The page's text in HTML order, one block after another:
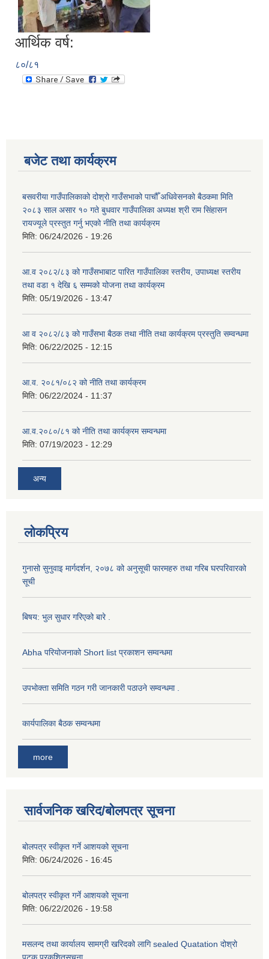
आर्थिक वर्ष:
८०/८१
बजेट तथा कार्यक्रम
बसवरीया गाउँपालिकाको दोश्रो गाउँसभाको पाचौँ अधिवेसनको बैठकमा मिति
२०८३ साल असार १० गते बुधवार गाउँपालिका अध्यक्ष श्री राम सिंहासन
रायज्यूले प्रस्तुत गर्नु भएको नीति तथा कार्यक्रम
मिति: 06/24/2026 - 19:26
आ.व २०८२/८३ को गाउँसभाबाट पारित गाउँपालिका स्तरीय, उपाध्यक्ष स्तरीय
तथा वडा १ देखि ६ सम्मको योजना तथा कार्यक्रम
मिति: 05/19/2026 - 13:47
आ व २०८२/८३ को गाउँसभा बैठक तथा नीति तथा कार्यक्रम प्रस्तुति सम्वन्धमा
मिति: 06/22/2025 - 12:15
आ.व. २०८१/०८२ को नीति तथा कार्यक्रम
मिति: 06/22/2024 - 11:37
आ.व.२०८०/८१ को नीति तथा कार्यक्रम सम्वन्धमा
मिति: 07/19/2023 - 12:29
अन्य
लोकप्रिय
गुनासो सुनुवाइ मार्गदर्शन, २०७८ को अनुसूची फारमहरु तथा गरिब घरपरिवारको
सूची
बिषय: भुल सुधार गरिएको बारे .
Abha परियोजनाको Short list प्रकाशन सम्वन्धमा
उपभोक्ता समिति गठन गरी जानकारी पठाउने सम्वन्धमा .
कार्यपालिका बैठक सम्वन्धमा
more
सार्वजनिक खरिद/बोलपत्र सूचना
बोलपत्र स्वीकृत गर्ने आशयको सूचना
मिति: 06/24/2026 - 16:45
बोलपत्र स्वीकृत गर्ने आशयको सूचना
मिति: 06/22/2026 - 19:58
मसलन्द तथा कार्यालय सामग्री खरिदको लागि sealed Quatation दोश्रो